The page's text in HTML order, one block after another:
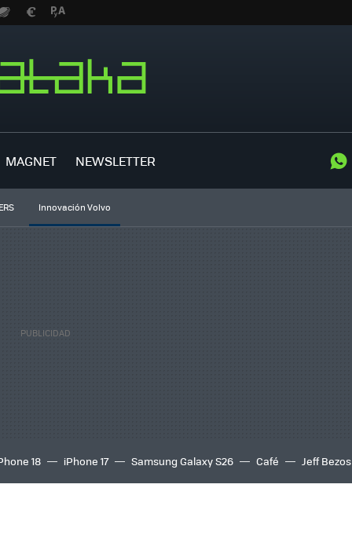
MAGNET NEWSLETTER
Innovación Volvo
18 iPhone 17 Samsung Galaxy S26 Café Jeff Bezos